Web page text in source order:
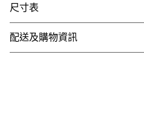
尺寸表
配送及購物資訊